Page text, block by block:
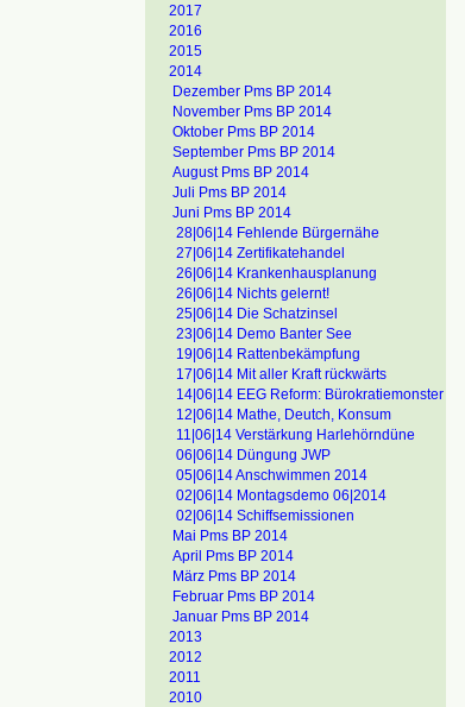
2017
2016
2015
2014
Dezember Pms BP 2014
November Pms BP 2014
Oktober Pms BP 2014
September Pms BP 2014
August Pms BP 2014
Juli Pms BP 2014
Juni Pms BP 2014
28|06|14 Fehlende Bürgernähe
27|06|14 Zertifikatehandel
26|06|14 Krankenhausplanung
26|06|14 Nichts gelernt!
25|06|14 Die Schatzinsel
23|06|14 Demo Banter See
19|06|14 Rattenbekämpfung
17|06|14 Mit aller Kraft rückwärts
14|06|14 EEG Reform: Bürokratiemonster
12|06|14 Mathe, Deutch, Konsum
11|06|14 Verstärkung Harlehörndüne
06|06|14 Düngung JWP
05|06|14 Anschwimmen 2014
02|06|14 Montagsdemo 06|2014
02|06|14 Schiffsemissionen
Mai Pms BP 2014
April Pms BP 2014
März Pms BP 2014
Februar Pms BP 2014
Januar Pms BP 2014
2013
2012
2011
2010